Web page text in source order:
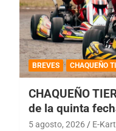
BREVES CHAQUEÑO
CHAQUEÑO
de la quinta
5 agosto, 2026 E-Kart